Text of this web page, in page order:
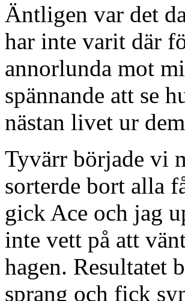
Äntligen var det
har inte varit där
annorlunda mot
spännande att se
nästan livet ur
Tyvärr började vi
sorterde bort alla
gick Ace och jag
inte vett på att
hagen. Resultatet
sprang och fick